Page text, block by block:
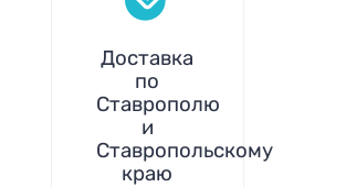
Доставка
по
Ставрополю
и
Ставропольскому
краю